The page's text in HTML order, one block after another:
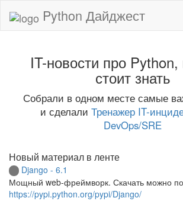
Python Дайджест
IT-новости про
стоит знать
Собрали в одном месте самые
и сделали Тренажер IT-
DevOps/SRE
Новый материал в ленте
Django - 6.1
Мощный web-фреймворк. Скачать можно
https://pypi.python.org/pypi/Django/